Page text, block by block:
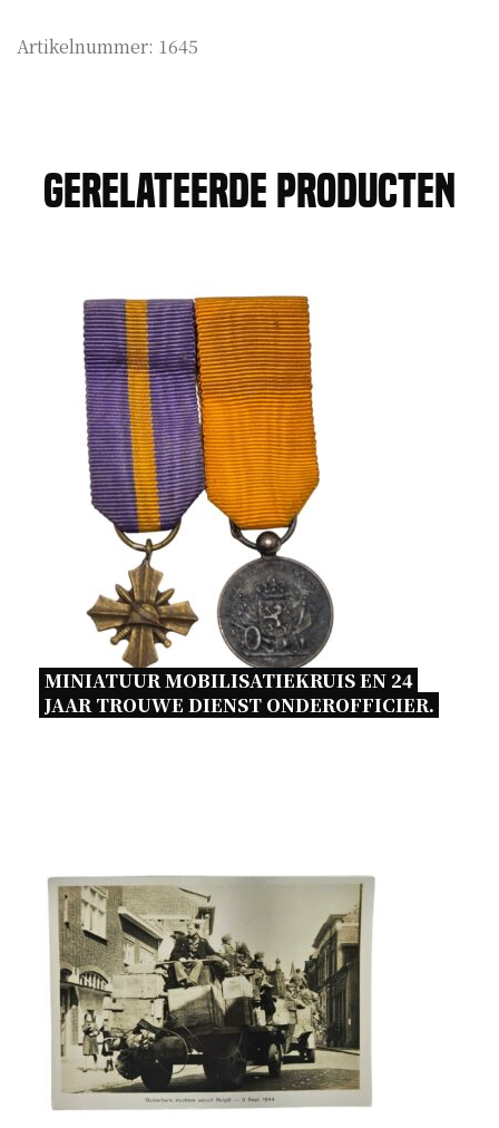
Artikelnummer: 1645
Gerelateerde producten
MINIATUUR MOBILISATIEKRUIS EN 24
JAAR TROUWE DIENST ONDEROFFICIER.